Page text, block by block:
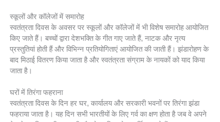
स्कूलों और कॉलेजों में समारोह
स्वतंत्रता दिवस के अवसर पर स्कूलों और कॉलेजों में भी विशेष समारोह आयोजित
किए जाते हैं। बच्चों द्वारा देशभक्ति के गीत गाए जाते हैं, नाटक और नृत्य
प्रस्तुतियां होती हैं और विभिन्न प्रतियोगिताएं आयोजित की जाती हैं। झंडारोहण के
बाद मिठाई वितरण किया जाता है और स्वतंत्रता संग्राम के नायकों को याद किया
जाता है।
घरों में तिरंगा फहराना
स्वतंत्रता दिवस के दिन हर घर, कार्यालय और सरकारी भवनों पर तिरंगा झंडा
फहराया जाता है। यह दिन सभी भारतीयों के लिए गर्व का क्षण होता है जब वे अपने